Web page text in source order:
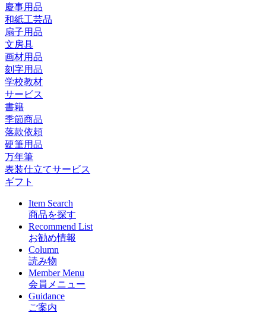
慶事用品
和紙工芸品
扇子用品
文房具
画材用品
刻字用品
学校教材
サービス
書籍
季節商品
落款依頼
硬筆用品
万年筆
表装仕立てサービス
ギフト
Item Search
商品を探す
Recommend List
お勧め情報
Column
読み物
Member Menu
会員メニュー
Guidance
ご案内